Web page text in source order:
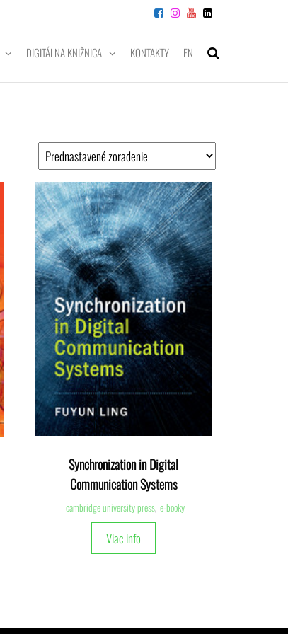
DIGITÁLNA KNIŽNICA KONTAKTY EN
Synchronization in Digital
Communication Systems
cambridge university press, e-booky
Viac info